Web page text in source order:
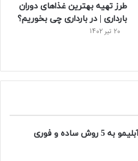
طرز تهیه بهترین غذاهای دوران
بارداری | در بارداری چی بخوریم؟
20 تیر 1402
ساده و فوری